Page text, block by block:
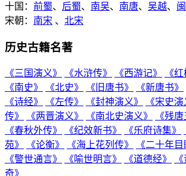
十国： 前蜀、 后蜀、 南吴、 南唐、 吴越、
宋朝： 南宋 、 北宋
历史古籍名著
《三国演义》 《水浒传》 《西游记》 《
《南史》
《北史》 《旧唐书》 《新唐书》
《诗经》
《左传》 《封神演义》 《宋史演
传》
《两晋演义》 《南北史演义》 《残
《春秋外传》
《纪效新书》 《乐府诗集》
苑》
《论衡》 《海上花列传》 《二十年
《警世通言》
《喻世明言》 《道德经》
奇》